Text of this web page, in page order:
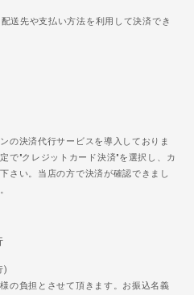
送先や支払い方法を利用して決済でき
の決済代行サービスを導入しておりま
で"クレジットカード決済"を選択し、カ
さい。当店の方で決済が確認できまし
)
の負担とさせて頂きます。お振込名義